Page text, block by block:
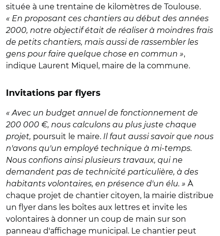
située à une trentaine de kilomètres de Toulouse.
« En proposant ces chantiers au début des années
2000, notre objectif était de réaliser à moindres frais
de petits chantiers, mais aussi de rassembler les
gens pour faire quelque chose en commun »,
indique Laurent Miquel, maire de la commune.
Invitations par flyers
« Avec un budget annuel de fonctionnement de
200 000 €, nous calculons au plus juste chaque
projet, poursuit le maire. Il faut aussi savoir que nous
n'avons qu'un employé technique à mi-temps.
Nous confions ainsi plusieurs travaux, qui ne
demandent pas de technicité particulière, à des
habitants volontaires, en présence d'un élu. » À
chaque projet de chantier citoyen, la mairie distribue
un flyer dans les boîtes aux lettres et invite les
volontaires à donner un coup de main sur son
panneau d'affichage municipal. Le chantier peut